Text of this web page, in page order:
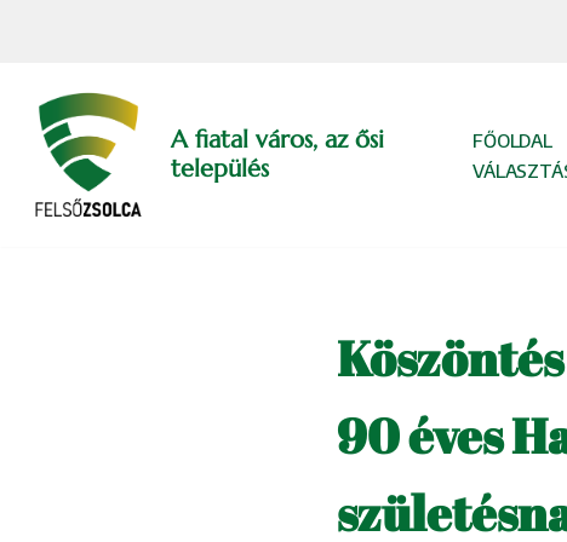
content
A fiatal város, az ősi
település
FŐOLDAL
90 éves